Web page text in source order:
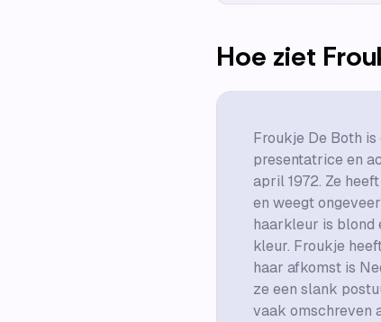
Hoe ziet
Froukje De Both
presentatrice en
april 1972. Ze
en weegt
haarkleur is blond
kleur. Froukje
haar afkomst is
ze een slank
vaak omschreven